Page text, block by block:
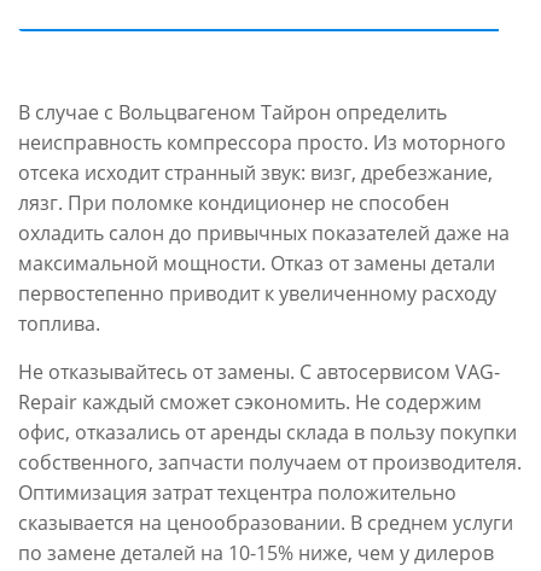
В случае с Вольцвагеном Тайрон определить
неисправность компрессора просто. Из моторного
отсека исходит странный звук: визг, дребезжание,
лязг. При поломке кондиционер не способен
охладить салон до привычных показателей даже на
максимальной мощности. Отказ от замены детали
первостепенно приводит к увеличенному расходу
топлива.
Не отказывайтесь от замены. С автосервисом VAG-
Repair каждый сможет сэкономить. Не содержим
офис, отказались от аренды склада в пользу покупки
собственного, запчасти получаем от производителя.
Оптимизация затрат техцентра положительно
сказывается на ценообразовании. В среднем услуги
по замене деталей на 10-15% ниже, чем у дилеров